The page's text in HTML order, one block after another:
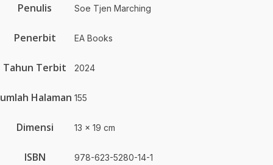
Penulis Soe Tjen Marching
Penerbit EA Books
Tahun Terbit 2024
Halaman 155
Dimensi 13 x 19 cm
ISBN 978-623-5280-14-1